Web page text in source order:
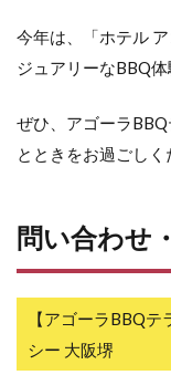
今年は、「ホテル
ジュアリーなBBQ
ぜひ、アゴーラ
とときをお過ごしく
問い合わせ
【アゴーラBBQ
シー 大阪堺